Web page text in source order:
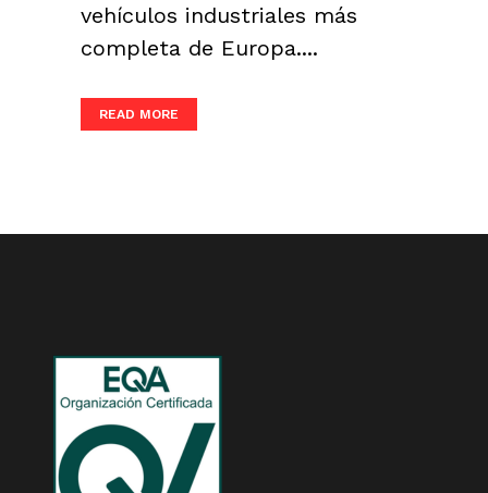
vehículos industriales más
completa de Europa....
READ MORE